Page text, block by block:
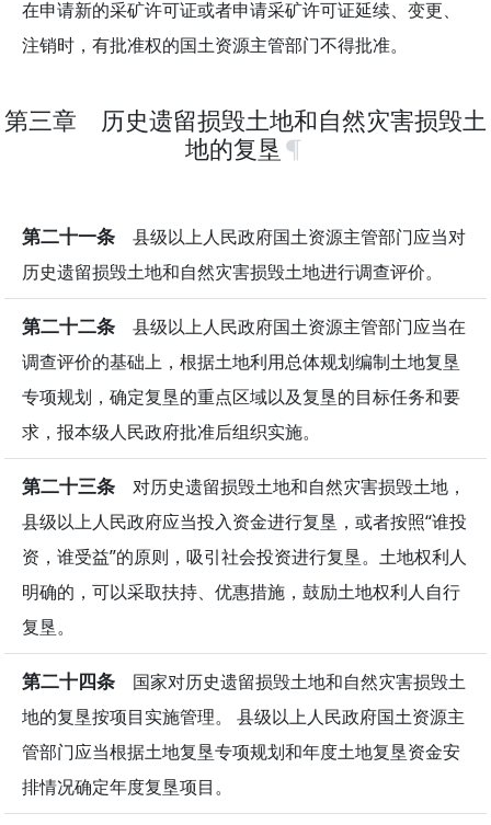
在申请新的采矿许可证或者申请采矿许可证延续、变更、
注销时，有批准权的国土资源主管部门不得批准。
第三章 历史遗留损毁土地和自然灾害损毁土
地的复垦
第二十一条 县级以上人民政府国土资源主管部门应当对
历史遗留损毁土地和自然灾害损毁土地进行调查评价。
第二十二条 县级以上人民政府国土资源主管部门应当在
调查评价的基础上，根据土地利用总体规划编制土地复垦
专项规划，确定复垦的重点区域以及复垦的目标任务和要
求，报本级人民政府批准后组织实施。
第二十三条 对历史遗留损毁土地和自然灾害损毁土地，
县级以上人民政府应当投入资金进行复垦，或者按照“谁投
资，谁受益”的原则，吸引社会投资进行复垦。土地权利人
明确的，可以采取扶持、优惠措施，鼓励土地权利人自行
复垦。
第二十四条 国家对历史遗留损毁土地和自然灾害损毁土
地的复垦按项目实施管理。 县级以上人民政府国土资源主
管部门应当根据土地复垦专项规划和年度土地复垦资金安
排情况确定年度复垦项目。